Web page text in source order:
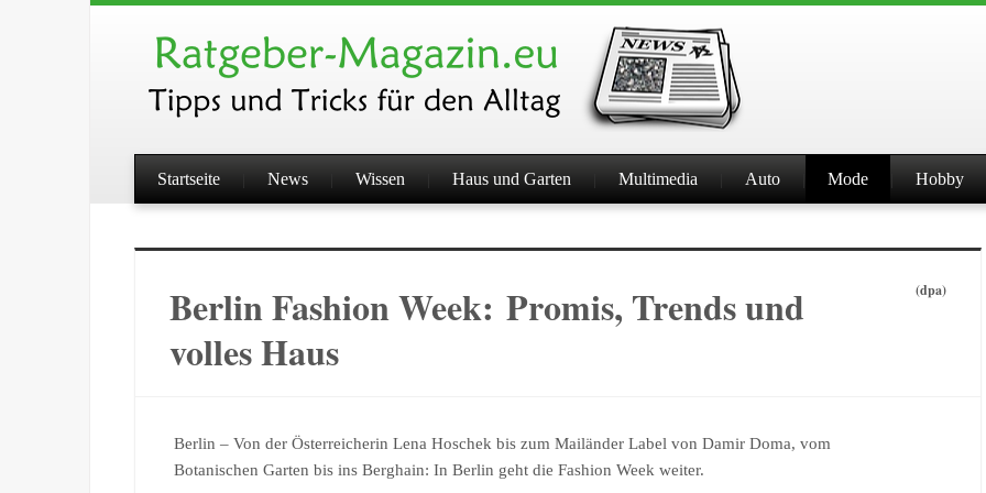
Startseite News Wissen Haus und Garten Multimedia Auto Mode Hobby
Berlin Fashion Week: Promis, Trends und
volles Haus
(dpa)
Berlin – Von der Österreicherin Lena Hoschek bis zum Mailänder Label von Damir Doma, vom
Botanischen Garten bis ins Berghain: In Berlin geht die Fashion Week weiter.